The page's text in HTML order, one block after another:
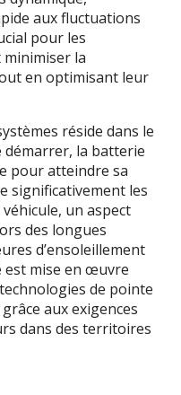
aux fluctuations
pour les
la
en optimisant leur
réside dans le
démarrer, la batterie
pour atteindre sa
significativement les
un aspect
des longues
d’ensoleillement
est mise en œuvre
de pointe
aux exigences
dans des territoires